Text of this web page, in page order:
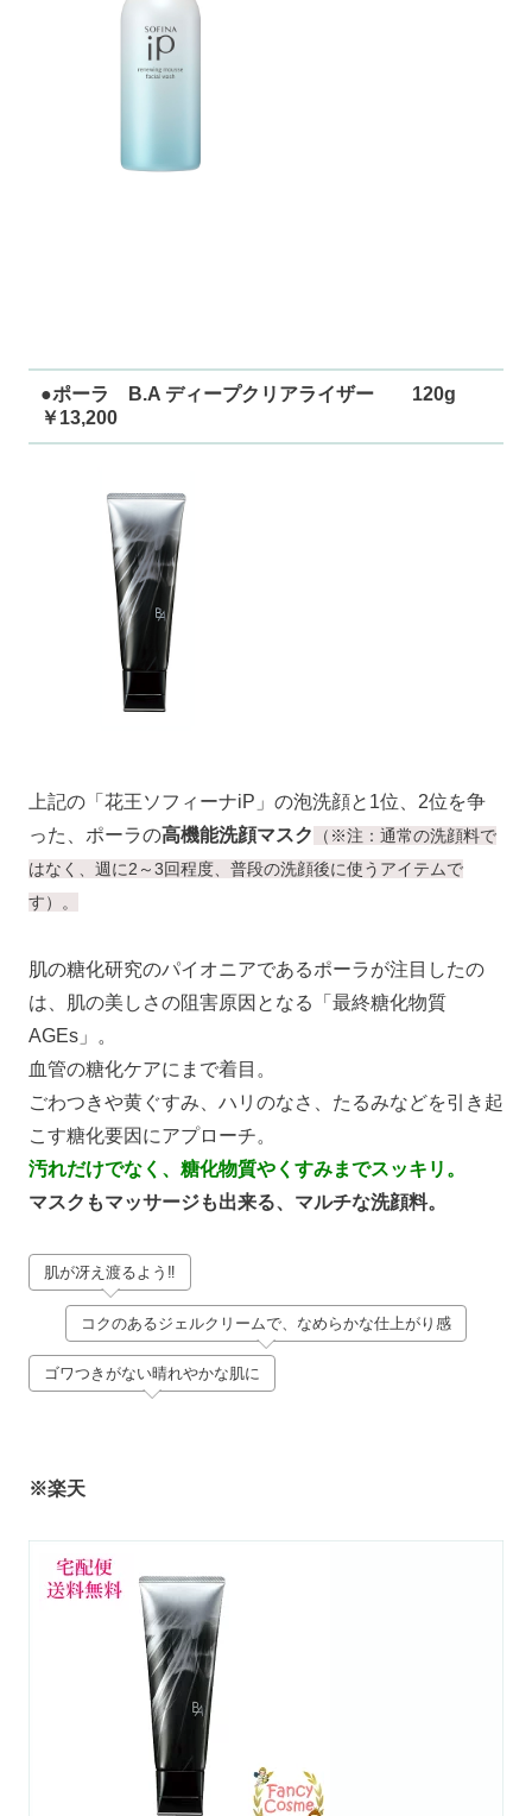
●ポーラ B.A ディープクリアライザー 120g
￥13,200
上記の「花王ソフィーナiP」の泡洗顔と1位、2位を争
った、ポーラの高機能洗顔マスク
（※注：通常の洗顔料で
はなく、週に2～3回程度、普段の洗顔後に使うアイテムで
す）。
肌の糖化研究のパイオニアであるポーラが注目したの
は、肌の美しさの阻害原因となる「最終糖化物質
AGEs」。
血管の糖化ケアにまで着目。
ごわつきや黄ぐすみ、ハリのなさ、たるみなどを引き起
こす糖化要因にアプローチ。
汚れだけでなく、糖化物質やくすみまでスッキリ。
マスクもマッサージも出来る、マルチな洗顔料。
肌が冴え渡るよう‼
コクのあるジェルクリームで、なめらかな仕上がり感
ゴワつきがない晴れやかな肌に
※楽天